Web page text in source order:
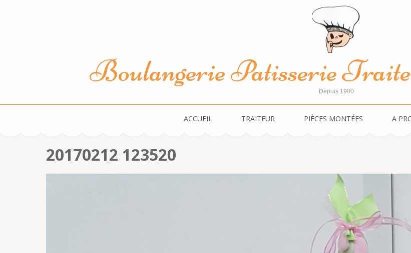
Boulangerie Patisserie
Depuis 1980
ACCUEIL TRAITEUR PIÈCES MONTÉES A
20170212 123520